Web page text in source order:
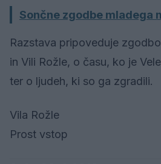
Sončne zgodbe mladega
Razstava pripoveduje
in Vili Rožle, o času, ko je
ter o ljudeh, ki so ga zgradili.
Vila Rožle
Prost vstop